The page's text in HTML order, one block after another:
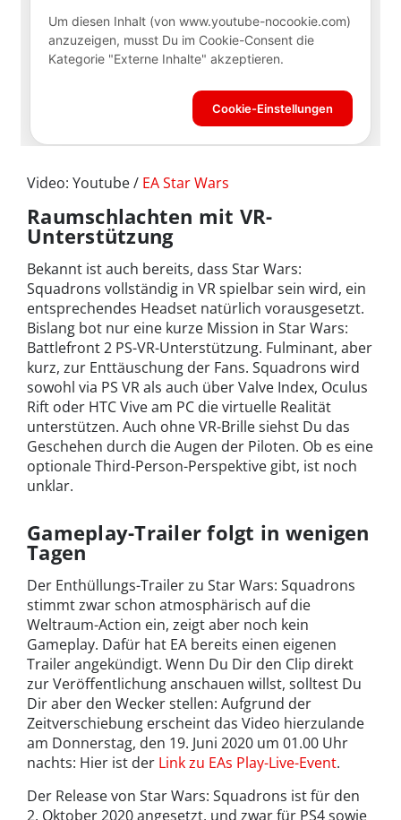
Video: Youtube / EA Star Wars
Raumschlachten mit VR-
Unterstützung
Bekannt ist auch bereits, dass Star Wars:
Squadrons vollständig in VR spielbar sein wird, ein
entsprechendes Headset natürlich vorausgesetzt.
Bislang bot nur eine kurze Mission in Star Wars:
Battlefront 2 PS-VR-Unterstützung. Fulminant, aber
kurz, zur Enttäuschung der Fans. Squadrons wird
sowohl via PS VR als auch über Valve Index, Oculus
Rift oder HTC Vive am PC die virtuelle Realität
unterstützen. Auch ohne VR-Brille siehst Du das
Geschehen durch die Augen der Piloten. Ob es eine
optionale Third-Person-Perspektive gibt, ist noch
unklar.
Gameplay-Trailer folgt in wenigen
Tagen
Der Enthüllungs-Trailer zu Star Wars: Squadrons
stimmt zwar schon atmosphärisch auf die
Weltraum-Action ein, zeigt aber noch kein
Gameplay. Dafür hat EA bereits einen eigenen
Trailer angekündigt. Wenn Du Dir den Clip direkt
zur Veröffentlichung anschauen willst, solltest Du
Dir aber den Wecker stellen: Aufgrund der
Zeitverschiebung erscheint das Video hierzulande
am Donnerstag, den 19. Juni 2020 um 01.00 Uhr
nachts: Hier ist der Link zu EAs Play-Live-Event.
Der Release von Star Wars: Squadrons ist für den
2. Oktober 2020 angesetzt, und zwar für PS4 sowie